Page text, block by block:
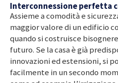
Interconnessione perfetta
Assieme a comodità e
maggior valore di un edificio
quando si costruisce
futuro. Se la casa è già
innovazioni ed estensioni, si
facilmente in un secondo